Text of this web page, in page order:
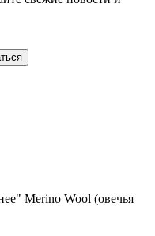
Merino Wool (овечья